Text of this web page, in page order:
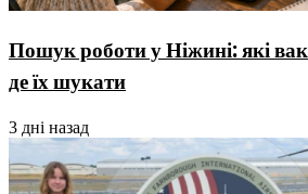
Пошук роботи у Ніжині: які
де їх шукати
3 дні назад